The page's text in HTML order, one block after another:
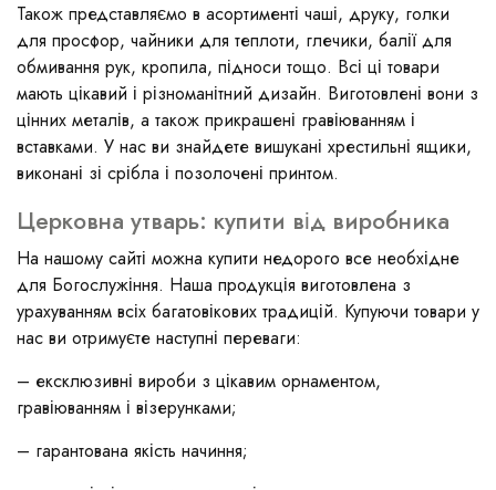
Також представляємо в асортименті чаші, друку, голки
для просфор, чайники для теплоти, глечики, балії для
обмивання рук, кропила, підноси тощо. Всі ці товари
мають цікавий і різноманітний дизайн. Виготовлені вони з
цінних металів, а також прикрашені гравіюванням і
вставками. У нас ви знайдете вишукані хрестильні ящики,
виконані зі срібла і позолочені принтом.
Церковна утварь: купити від виробника
На нашому сайті можна купити недорого все необхідне
для Богослужіння. Наша продукція виготовлена з
урахуванням всіх багатовікових традицій. Купуючи товари у
нас ви отримуєте наступні переваги:
– ексклюзивні вироби з цікавим орнаментом,
гравіюванням і візерунками;
– гарантована якість начиння;